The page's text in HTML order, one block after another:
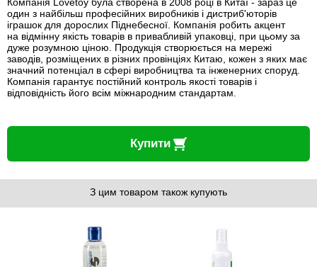
один з найбільш професійних виробників і дистриб'юторів
іграшок для дорослих Піднебесної. Компанія робить акцент
на відмінну якість товарів в привабливій упаковці, при цьому за
дуже розумною ціною. Продукція створюється на мережі
заводів, розміщених в різних провінціях Китаю, кожен з яких має
значний потенціал в сфері виробництва та інженерних споруд.
Компанія гарантує постійний контроль якості товарів і
відповідність його всім міжнародним стандартам.
Купити
З цим товаром також купують